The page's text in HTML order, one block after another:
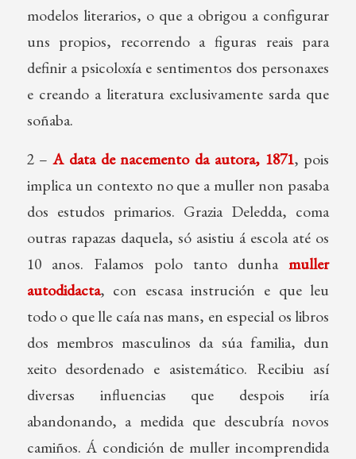
modelos literarios, o que a obrigou a configurar
uns propios, recorrendo a figuras reais para
definir a psicoloxía e sentimentos dos personaxes
e creando a literatura exclusivamente sarda que
soñaba.
2 –A data de nacemento da autora, 1871, pois
implica un contexto no que a muller non pasaba
dos estudos primarios. Grazia Deledda, coma
outras rapazas daquela, só asistiu á escola até os
10 anos. Falamos polo tanto dunhamuller
autodidacta, con escasa instrución e que leu
todo o que lle caía nas mans, en especial os libros
dos membros masculinos da súa familia, dun
xeito desordenado e asistemático. Recibiu así
diversas influencias que despois iría
abandonando, a medida que descubría novos
camiños. Á condición de muller incomprendida